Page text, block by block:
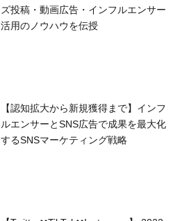
ズ投稿・動画広告・インフルエンサー
活用のノウハウを伝授
【認知拡大から新規獲得まで】インフ
ルエンサーとSNS広告で成果を最大化
するSNSマーケティング戦略